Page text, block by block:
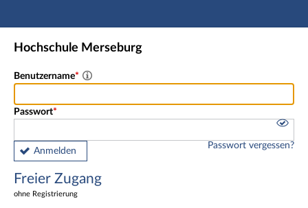
Hauptnavigation
Freier Zugang
Nutzerdaten abrufen
Fußzeile
Hochschule Merseburg
Benutzername
Passwort
Anmelden
Passwort vergessen?
Freier Zugang
ohne Registrierung